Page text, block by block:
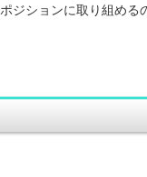
ジションに取り組め